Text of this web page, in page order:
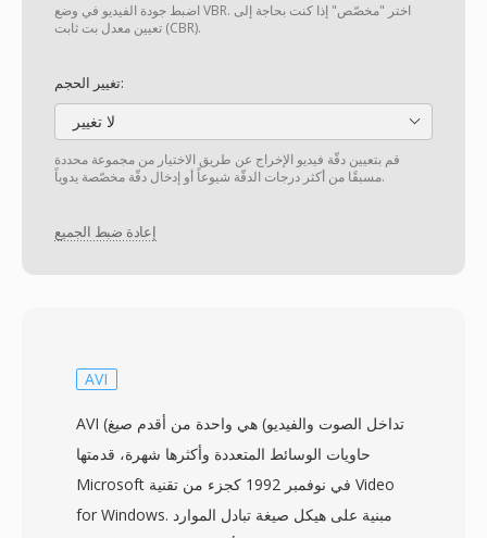
اضبط جودة الفيديو في وضع VBR. اختر "مخصّص" إذا كنت بحاجة إلى
تعيين معدل بت ثابت (CBR).
تغيير الحجم:
لا تغيير
قم بتعيين دقّة فيديو الإخراج عن طريق الاختيار من مجموعة محددة
مسبقًا من أكثر درجات الدقّة شيوعاً أو إدخال دقّة مخصّصة يدوياً.
إعادة ضبط الجميع
AVI
AVI (تداخل الصوت والفيديو) هي واحدة من أقدم صيغ
حاويات الوسائط المتعددة وأكثرها شهرة، قدمتها
Microsoft في نوفمبر 1992 كجزء من تقنية Video
for Windows. مبنية على هيكل صيغة تبادل الموارد